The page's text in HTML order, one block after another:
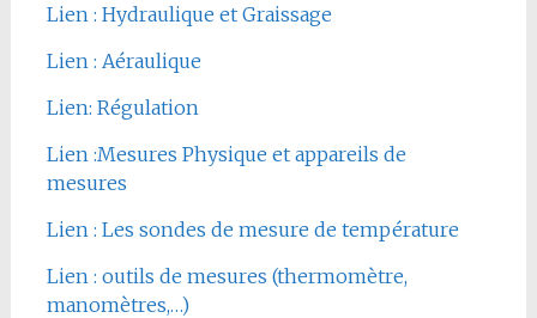
Lien : Hydraulique et Graissage
Lien : Aéraulique
Lien: Régulation
Lien :Mesures Physique et appareils de
mesures
Lien : Les sondes de mesure de température
Lien : outils de mesures (thermomètre,
manomètres,…)